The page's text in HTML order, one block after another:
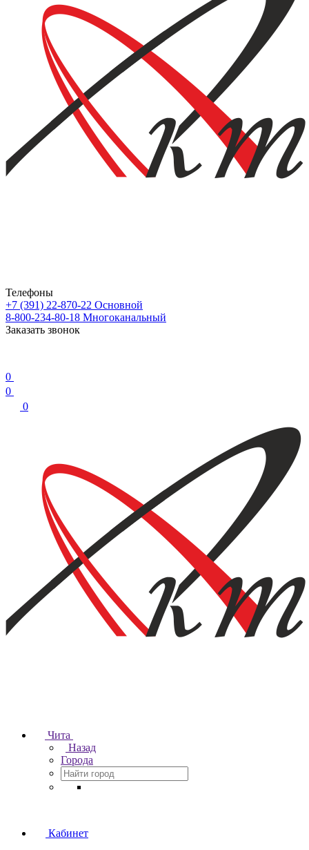
Телефоны
+7 (391) 22-870-22 Основной
8-800-234-80-18 Многоканальный
Заказать звонок
0
0
0
Чита
Назад
Города
Кабинет